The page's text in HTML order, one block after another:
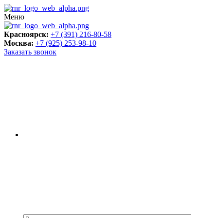
Меню
Красноярск: +7 (391) 216-80-58
Москва: +7 (925) 253-98-10
Заказать звонок